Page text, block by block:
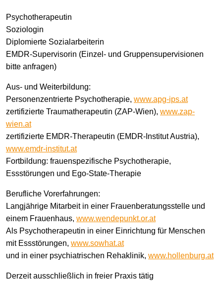
Psychotherapeutin
Soziologin
Diplomierte Sozialarbeiterin
EMDR-Supervisorin (Einzel- und Gruppensupervisionen
bitte anfragen)
Aus- und Weiterbildung:
Personenzentrierte Psychotherapie, www.apg-ips.at
zertifizierte Traumatherapeutin (ZAP-Wien), www.zap-
wien.at
zertifizierte EMDR-Therapeutin (EMDR-Institut Austria),
www.emdr-institut.at
Fortbildung: frauenspezifische Psychotherapie,
Essstörungen und Ego-State-Therapie
Berufliche Vorerfahrungen:
Langjährige Mitarbeit in einer Frauenberatungsstelle und
einem Frauenhaus, www.wendepunkt.or.at
Als Psychotherapeutin in einer Einrichtung für Menschen
mit Essstörungen, www.sowhat.at
und in einer psychiatrischen Rehaklinik, www.hollenburg.at
Derzeit ausschließlich in freier Praxis tätig